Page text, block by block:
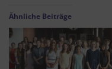
Ähnliche Beiträge